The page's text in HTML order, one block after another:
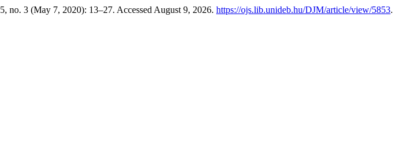
5, no. 3 (May 7, 2020): 13–27. Accessed August 9, 2026. https://ojs.lib.unideb.hu/DJM/article/view/5853.